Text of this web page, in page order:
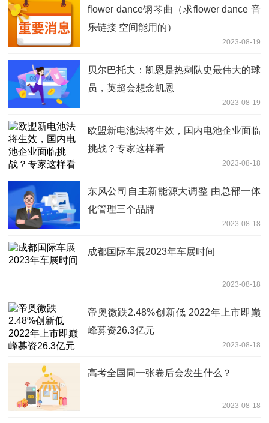
flower dance钢琴曲（求flower dance 音
乐链接 空间能用的）
2023-08-19
贝尔巴托夫：凯恩是热刺队史最伟大的球
员，英超会想念凯恩
2023-08-19
欧盟新电池法将生效，国内电池企业面临
挑战？专家这样看
2023-08-18
东风公司自主新能源大调整 由总部一体
化管理三个品牌
2023-08-18
成都国际车展2023年车展时间
2023-08-18
帝奥微跌2.48%创新低 2022年上市即巅
峰募资26.3亿元
2023-08-18
高考全国同一张卷后会发生什么？
2023-08-18